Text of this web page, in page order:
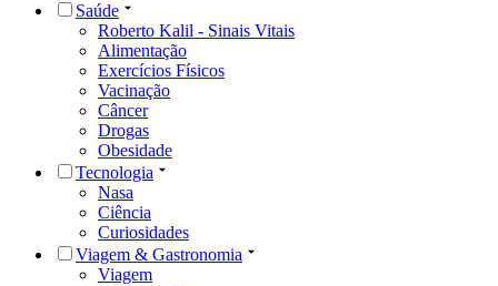
Saúde
Roberto Kalil - Sinais Vitais
Alimentação
Exercícios Físicos
Vacinação
Câncer
Drogas
Obesidade
Tecnologia
Nasa
Ciência
Curiosidades
Viagem & Gastronomia
Viagem